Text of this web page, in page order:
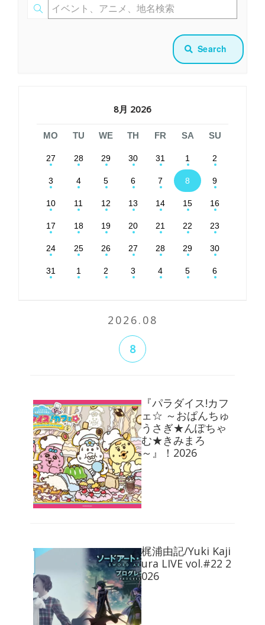
Search
8月 2026
MO TU WE TH FR SA SU
27 28 29 30 31 1 2
3 4 5 6 7 8 9
10 11 12 13 14 15 16
17 18 19 20 21 22 23
24 25 26 27 28 29 30
31 1 2 3 4 5 6
2026.08
8
『パラダイス!カフ
ェ☆ ～おぱんちゅ
うさぎ★んぽちゃ
む★きみまろ
～』！2026
梶浦由記/Yuki Kaji
ura LIVE vol.#22 2
026